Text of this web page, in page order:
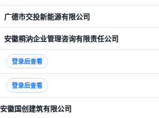
广德市交投新能源有限公司
安徽桐汭企业管理咨询有限责任公司
登录后查看
登录后查看
安徽国创建筑有限公司